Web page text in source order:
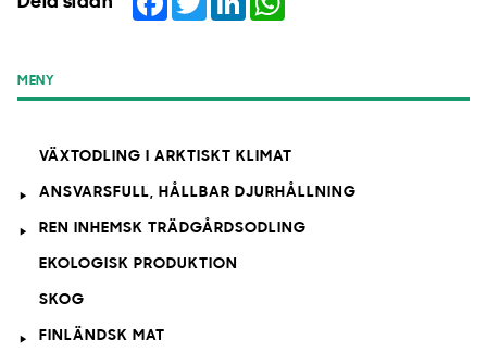
MENY
VÄXTODLING I ARKTISKT KLIMAT
ANSVARSFULL, HÅLLBAR DJURHÅLLNING
REN INHEMSK TRÄDGÅRDSODLING
EKOLOGISK PRODUKTION
SKOG
FINLÄNDSK MAT